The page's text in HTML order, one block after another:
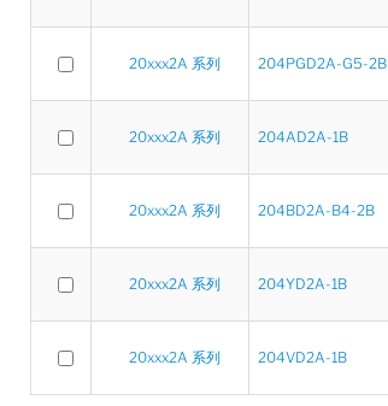
20xxx2A 系列 204PGD2A-G5-2B
20xxx2A 系列 204AD2A-1B
20xxx2A 系列 204BD2A-B4-2B
20xxx2A 系列 204YD2A-1B
20xxx2A 系列 204VD2A-1B